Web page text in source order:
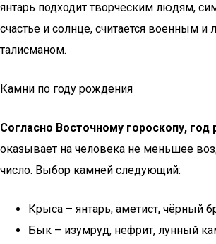
янтарь подходит творческим людям,
счастье и солнце, считается военным
талисманом.
Камни по году рождения
Согласно Восточному гороскопу,
оказывает на человека не меньшее
число. Выбор камней следующий:
Крыса – янтарь, аметист, чёрный
Бык – изумруд, нефрит, лунный